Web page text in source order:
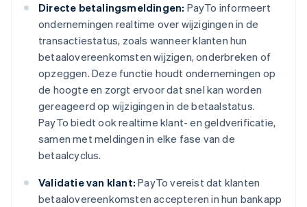
Directe betalingsmeldingen: PayTo informeert
ondernemingen realtime over wijzigingen in de
transactiestatus, zoals wanneer klanten hun
betaalovereenkomsten wijzigen, onderbreken of
opzeggen. Deze functie houdt ondernemingen op
de hoogte en zorgt ervoor dat snel kan worden
gereageerd op wijzigingen in de betaalstatus.
PayTo biedt ook realtime klant- en geldverificatie,
samen met meldingen in elke fase van de
betaalcyclus.
Validatie van klant: PayTo vereist dat klanten
betaalovereenkomsten accepteren in hun bankapp